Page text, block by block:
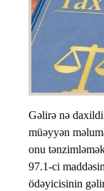
Gəlirə nə
müəyyən
onu
97.1-ci
ödəyicisinin